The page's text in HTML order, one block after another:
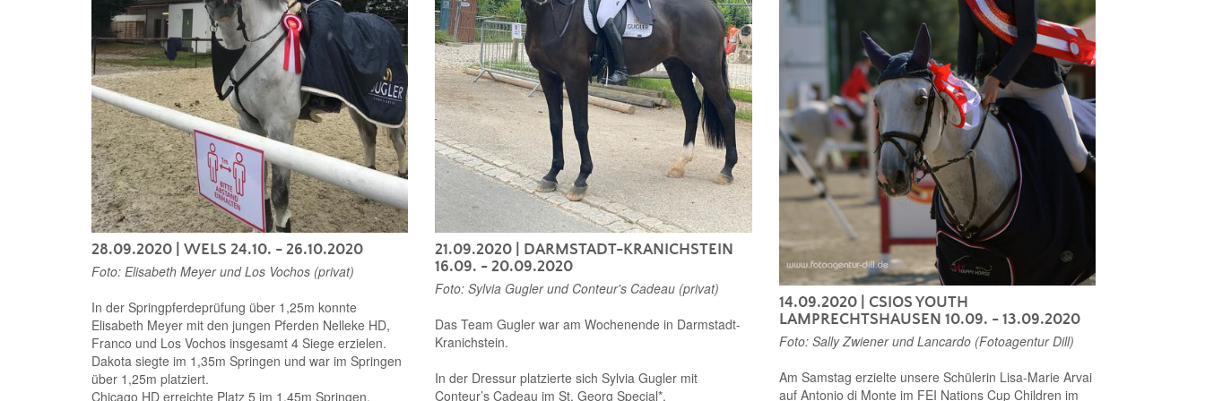
28.09.2020 | WELS 24.10. - 26.10.2020
Foto: Elisabeth Meyer und Los Vochos (privat)
In der Springpferdeprüfung über 1,25m konnte
Elisabeth Meyer mit den jungen Pferden Nelleke HD,
Franco und Los Vochos insgesamt 4 Siege erzielen.
Dakota siegte im 1,35m Springen und war im Springen
über 1,25m platziert.
Chicago HD erreichte Platz 5 im 1,45m Springen.
21.09.2020 | DARMSTADT-KRANICHSTEIN
16.09. - 20.09.2020
Foto: Sylvia Gugler und Conteur's Cadeau (privat)
Das Team Gugler war am Wochenende in Darmstadt-
Kranichstein.
In der Dressur platzierte sich Sylvia Gugler mit
Conteur’s Cadeau im St. Georg Special*.
14.09.2020| CSIOS YOUTH
LAMPRECHTSHAUSEN 10.09. - 13.09.2020
Foto: Sally Zwiener und Lancardo (Fotoagentur Dill)
Am Samstag erzielte unsere Schülerin Lisa-Marie Arvai
auf Antonio di Monte im FEI Nations Cup Children im